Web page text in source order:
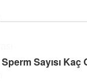
Sayısı Kaç